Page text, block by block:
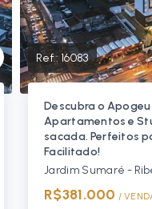
Ref.: 16083
Descubra o
Apartamentos e
sacada. Perfeitos
Facilitado!
Jardim Sumaré -
R$381.000 /